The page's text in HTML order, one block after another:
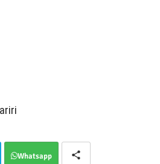
Whatsapp